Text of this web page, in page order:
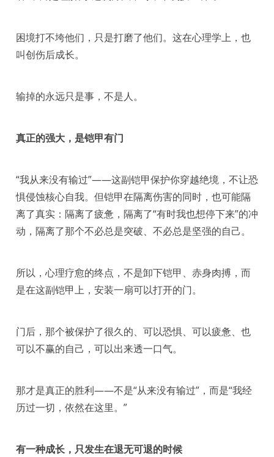
困境打不垮他们，只是打磨了他们。这在心理学上，也
叫创伤后成长。
输掉的永远只是事，不是人。
真正的强大，是铠甲有门
“我从来没有输过”——这副铠甲保护你穿越绝境，不让恐
惧侵蚀核心自我。但铠甲在隔离伤害的同时，也可能隔
离了真实：隔离了疲惫，隔离了“有时我也想停下来”的冲
动，隔离了那个不必总是突破、不必总是坚强的自己。
所以，心理疗愈的终点，不是卸下铠甲、赤身肉搏，而
是在这副铠甲上，安装一扇可以打开的门。
门后，那个被保护了很久的、可以恐惧、可以疲惫、也
可以不赢的自己，可以出来透一口气。
那才是真正的胜利——不是“从来没有输过”，而是“我经
历过一切，依然在这里。”
有一种成长，只发生在退无可退的时候